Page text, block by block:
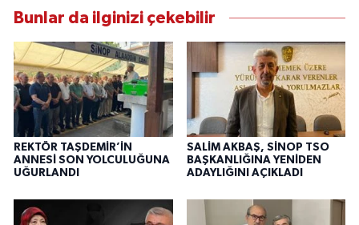
Bunlar da ilginizi çekebilir
REKTÖR TAŞDEMİR’İN
ANNESİ SON YOLCULUĞUNA
UĞURLANDI
SALİM AKBAŞ, SİNOP TSO
BAŞKANLIĞINA YENİDEN
ADAYLIĞINI AÇIKLADI